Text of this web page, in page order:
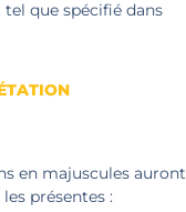
tel que spécifié dans
en majuscules auront
présentes :